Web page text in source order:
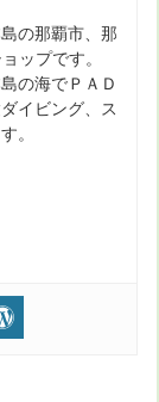
の那覇市、那
ョップです。
の海でＰＡＤ
イビング、ス
。